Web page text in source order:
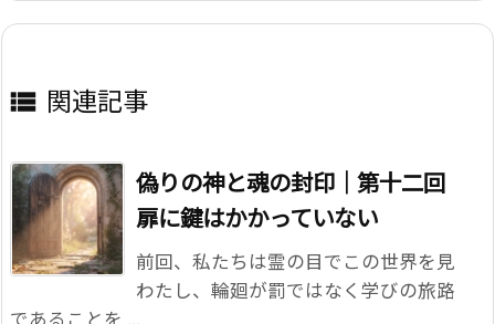
 関連記事
偽りの神と魂の封印｜第十二回
扉に鍵はかかっていない
前回、私たちは霊の目でこの世界を見
わたし、輪廻が罰ではなく学びの旅路